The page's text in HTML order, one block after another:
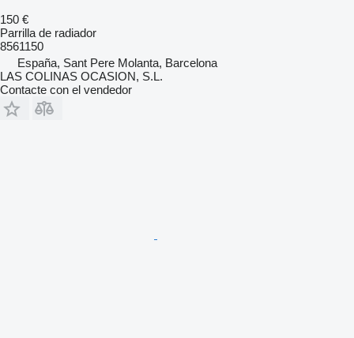
150 €
Parrilla de radiador
8561150
España, Sant Pere Molanta, Barcelona
LAS COLINAS OCASION, S.L.
Contacte con el vendedor